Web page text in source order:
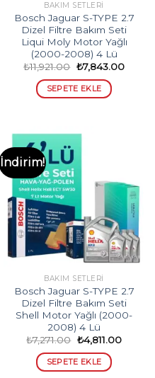
BAKIM SETLERI
Bosch Jaguar S-TYPE 2.7
Dizel Filtre Bakım Seti
Liqui Moly Motor Yağlı
(2000-2008) 4 Lü
₺11,921.00 Orijinal
fiyat:
₺11,921.00.
₺7,843.00Şu
SEPETE EKLE
İndirim!
BAKIM SETLERI
Bosch Jaguar S-TYPE 2.7
Dizel Filtre Bakım Seti
Shell Motor Yağlı (2000-
2008) 4 Lü
₺7,271.00 Orijinal
fiyat:
₺7,271.00.
₺4,811.00Şu
SEPETE EKLE